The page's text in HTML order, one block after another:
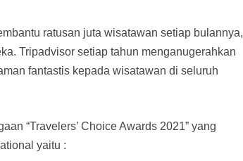
ratusan juta wisatawan setiap bulannya,
Tripadvisor setiap tahun menganugerahkan
fantastis kepada wisatawan di seluruh
“Travelers’ Choice Awards 2021” yang
yaitu :